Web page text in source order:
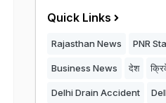
Quick Links
Rajasthan News PNR
Business News देश
Delhi Drain Accident